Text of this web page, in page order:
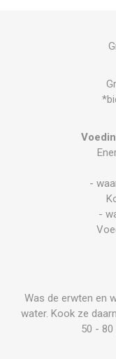
-
-
Was de erwten en
water. Kook ze
50 -